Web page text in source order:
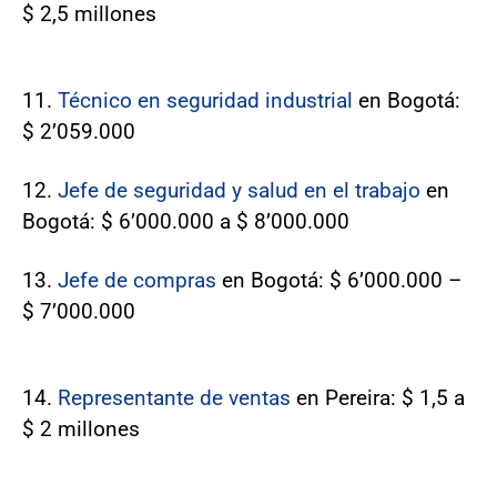
$ 2,5 millones
11. Técnico en seguridad industrial en Bogotá:
$ 2’059.000
12. Jefe de seguridad y salud en el trabajo en
Bogotá: $ 6’000.000 a $ 8’000.000
13. Jefe de compras en Bogotá: $ 6’000.000 –
$ 7’000.000
14. Representante de ventas en Pereira: $ 1,5 a
$ 2 millones